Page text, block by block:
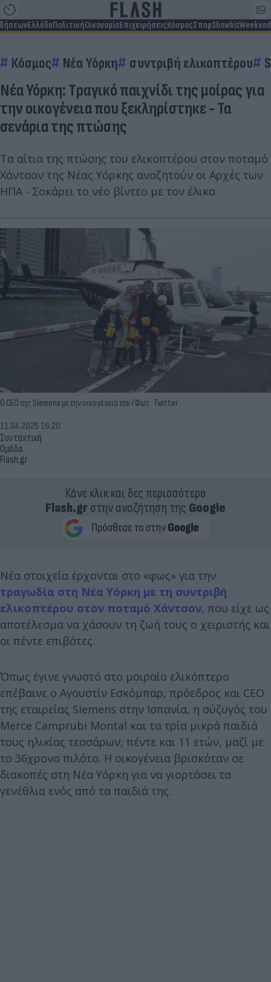
ΕλλάδαΠολιτικήΟικονομίαΕπιχειρήσειςΚόσμοςΣπορShowbizWeekend
Κόσμος Νέα Υόρκη συντριβή ελικοπτέρου
Νέα Υόρκη: Tραγικό παιχνίδι της μοίρας για
την οικογένεια που ξεκληρίστηκε - Τα
σενάρια της πτώσης
Τα αίτια της πτώσης του ελικοπτέρου στον ποταμό
Χάντσον της Νέας Υόρκης αναζητούν οι Αρχές των
ΗΠΑ - Σοκάρει το νέο βίντεο με τον έλικα
Ο CEO της Siemens με την οικογένειά του / Φωτ.: Twitter
Συντακτική
Ομάδα
Flash.gr
11.04.2025 16:20
Κάνε κλικ και δες περισσότερο
Flash.grστην αναζήτηση της Google
Νέα στοιχεία έρχονται στο «φως» για την
τραγωδία στη Νέα Υόρκη με τη συντριβή
ελικοπτέρου στον ποταμό Χάντσον, που είχε ως
αποτέλεσμα να χάσουν τη ζωή τους ο χειριστής και
οι πέντε επιβάτες.
Όπως έγινε γνωστό στο μοιραίο ελικόπτερο
επέβαινε ο Αγουστίν Εσκόμπαρ, πρόεδρος και CEO
της εταιρείας Siemens στην Ισπανία, η σύζυγός του
Merce Camprubi Montal και τα τρία μικρά παιδιά
τους ηλικίας τεσσάρων, πέντε και 11 ετών, μαζί με
το 36χρονο πιλότο. Η οικογένεια βρισκόταν σε
διακοπές στη Νέα Υόρκη για να γιορτάσει τα
γενέθλια ενός από τα παιδιά της.